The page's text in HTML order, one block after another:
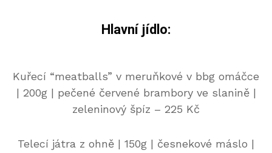
Hlavní jídlo:
Kuřecí “meatballs” v meruňkové v bbg omáčce
| 200g | pečené červené brambory ve slanině |
zeleninový špíz – 225 Kč
Telecí játra z ohně | 150g | česnekové máslo |